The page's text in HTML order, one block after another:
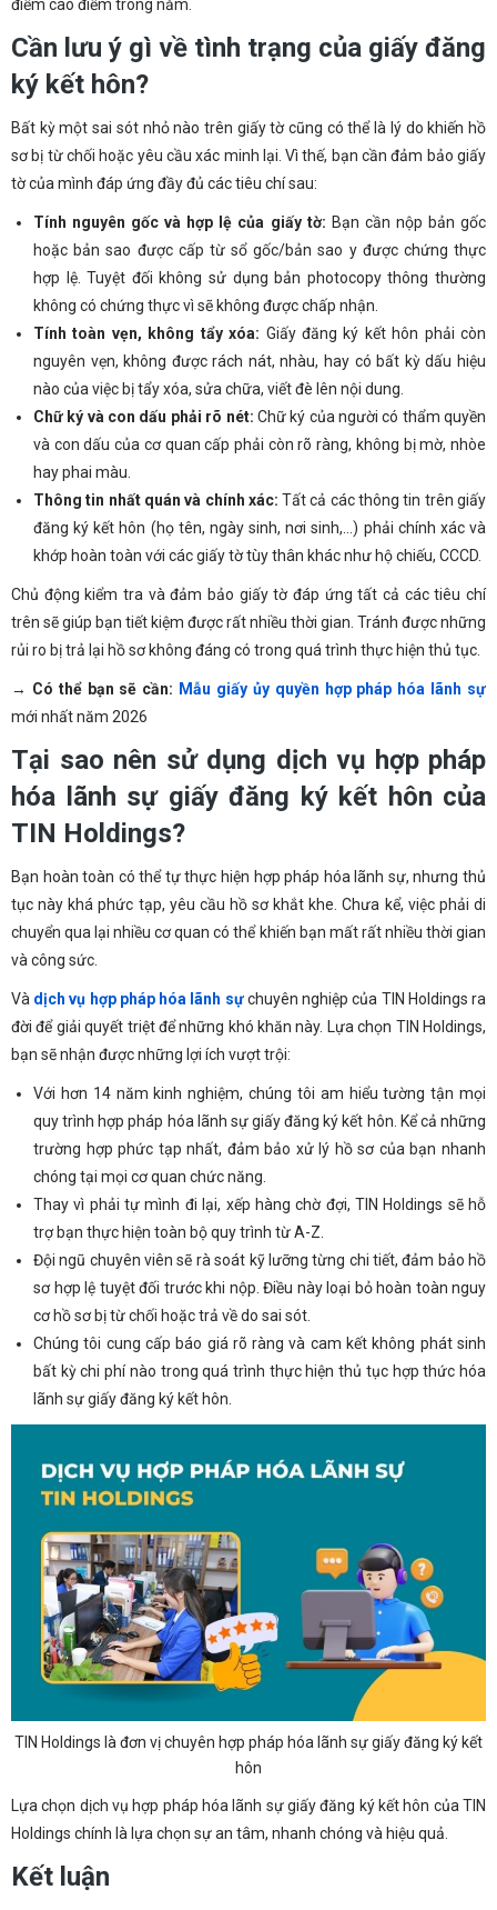
điểm cao điểm trong năm.
Cần lưu ý gì về tình trạng của giấy đăng
ký kết hôn?
Bất kỳ một sai sót nhỏ nào trên giấy tờ cũng có thể là lý do khiến hồ
sơ bị từ chối hoặc yêu cầu xác minh lại. Vì thế, bạn cần đảm bảo giấy
tờ của mình đáp ứng đầy đủ các tiêu chí sau:
Tính nguyên gốc và hợp lệ của giấy tờ: Bạn cần nộp bản gốc
hoặc bản sao được cấp từ sổ gốc/bản sao y được chứng thực
hợp lệ. Tuyệt đối không sử dụng bản photocopy thông thường
không có chứng thực vì sẽ không được chấp nhận.
Tính toàn vẹn, không tẩy xóa: Giấy đăng ký kết hôn phải còn
nguyên vẹn, không được rách nát, nhàu, hay có bất kỳ dấu hiệu
nào của việc bị tẩy xóa, sửa chữa, viết đè lên nội dung.
Chữ ký và con dấu phải rõ nét: Chữ ký của người có thẩm quyền
và con dấu của cơ quan cấp phải còn rõ ràng, không bị mờ, nhòe
hay phai màu.
Thông tin nhất quán và chính xác: Tất cả các thông tin trên giấy
đăng ký kết hôn (họ tên, ngày sinh, nơi sinh,…) phải chính xác và
khớp hoàn toàn với các giấy tờ tùy thân khác như hộ chiếu, CCCD.
Chủ động kiểm tra và đảm bảo giấy tờ đáp ứng tất cả các tiêu chí
trên sẽ giúp bạn tiết kiệm được rất nhiều thời gian. Tránh được những
rủi ro bị trả lại hồ sơ không đáng có trong quá trình thực hiện thủ tục.
→ Có thể bạn sẽ cần: Mẫu giấy ủy quyền hợp pháp hóa lãnh sự
mới nhất năm 2026
Tại sao nên sử dụng dịch vụ hợp pháp
hóa lãnh sự giấy đăng ký kết hôn của
TIN Holdings?
Bạn hoàn toàn có thể tự thực hiện hợp pháp hóa lãnh sự, nhưng thủ
tục này khá phức tạp, yêu cầu hồ sơ khắt khe. Chưa kể, việc phải di
chuyển qua lại nhiều cơ quan có thể khiến bạn mất rất nhiều thời gian
và công sức.
Và dịch vụ hợp pháp hóa lãnh sựchuyên nghiệp của TIN Holdings ra
đời để giải quyết triệt để những khó khăn này. Lựa chọn TIN Holdings,
bạn sẽ nhận được những lợi ích vượt trội:
Với hơn 14 năm kinh nghiệm, chúng tôi am hiểu tường tận mọi
quy trình hợp pháp hóa lãnh sự giấy đăng ký kết hôn. Kể cả những
trường hợp phức tạp nhất, đảm bảo xử lý hồ sơ của bạn nhanh
chóng tại mọi cơ quan chức năng.
Thay vì phải tự mình đi lại, xếp hàng chờ đợi, TIN Holdings sẽ hỗ
trợ bạn thực hiện toàn bộ quy trình từ A-Z.
Đội ngũ chuyên viên sẽ rà soát kỹ lưỡng từng chi tiết, đảm bảo hồ
sơ hợp lệ tuyệt đối trước khi nộp. Điều này loại bỏ hoàn toàn nguy
cơ hồ sơ bị từ chối hoặc trả về do sai sót.
Chúng tôi cung cấp báo giá rõ ràng và cam kết không phát sinh
bất kỳ chi phí nào trong quá trình thực hiện thủ tục hợp thức hóa
lãnh sự giấy đăng ký kết hôn.
TIN Holdings là đơn vị chuyên hợp pháp hóa lãnh sự giấy đăng ký kết
hôn
Lựa chọn dịch vụ hợp pháp hóa lãnh sự giấy đăng ký kết hôn của TIN
Holdings chính là lựa chọn sự an tâm, nhanh chóng và hiệu quả.
Kết luận